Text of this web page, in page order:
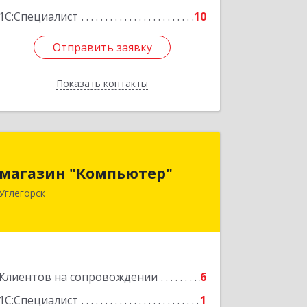
1С:Специалист
10
Отправить заявку
Показать контакты
Отправить заявку
Назад
магазин "Компьютер"
Клиентов на сопровождении
6
1С:Специалист
1
694920, Сахалинская обл, Углегорский
р-н, Углегорск г, Победы ул, дом №